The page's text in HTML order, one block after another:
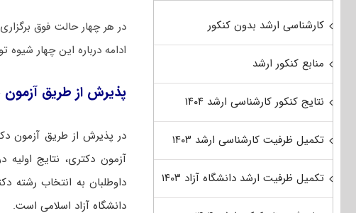
در هر چهار حالت فوق برگزاری
ادامه درباره این چهار شیوه
پذیرش از طریق
در پذیرش از طریق آزمون
آزمون دکتری، نتایج اولیه
داوطلبان به انتخاب رشته
دانشگاه آزاد اسلامی است.
کارشناسی ارشد بدون کنکور
منابع کنکور ارشد
نتایج کنکور کارشناسی ارشد ۱۴۰۴
تکمیل ظرفیت کارشناسی ارشد ۱۴۰۳
تکمیل ظرفیت ارشد دانشگاه آزاد ۱۴۰۳